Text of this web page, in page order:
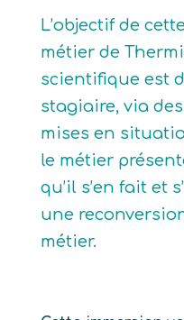
L’objectif de
métier de
scientifique est
stagiaire, via
mises en
le métier
qu’il s’en fait et
une
métier.